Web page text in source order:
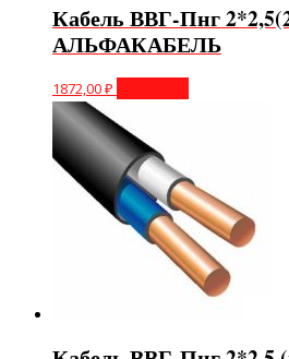
Кабель ВВГ-Пнг
АЛЬФАКАБЕЛЬ
1872,00₽